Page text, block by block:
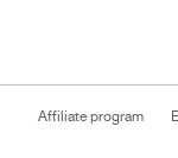
Affiliate program